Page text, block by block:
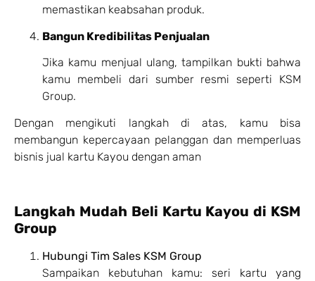
memastikan keabsahan produk.
Bangun Kredibilitas Penjualan
Jika kamu menjual ulang, tampilkan bukti bahwa
kamu membeli dari sumber resmi seperti KSM
Group.
Dengan mengikuti langkah di atas, kamu bisa
membangun kepercayaan pelanggan dan memperluas
bisnis jual kartu Kayou dengan aman
Langkah Mudah Beli Kartu Kayou di KSM
Group
Hubungi Tim Sales KSM Group
Sampaikan kebutuhan kamu: seri kartu yang